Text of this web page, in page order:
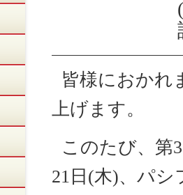
皆様におかれ
上げます。
このたび、第
21日(木)、パ